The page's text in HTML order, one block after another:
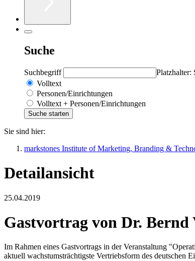
Suche
Suchbegriff
Platzhalter:
Volltext
Personen/Einrichtungen
Volltext + Personen/Einrichtungen
Sie sind hier:
markstones Institute of Marketing, Branding &
Detailansicht
25.04.2019
Gastvortrag von Dr. Bernd
Im Rahmen eines Gastvortrags in der Veranstaltung
aktuell wachstumsträchtigste Vertriebsform des deutschen